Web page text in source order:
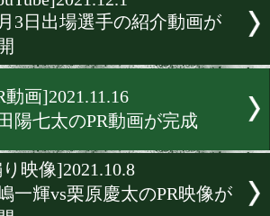
[動画配信]2021.12.2
選べる解説!見ながら採点!
[YouTube]2021.12.1
公開